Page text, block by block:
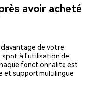
avoir acheté
davantage de votre
à l’utilisation de
fonctionnalité est
et support multilingue